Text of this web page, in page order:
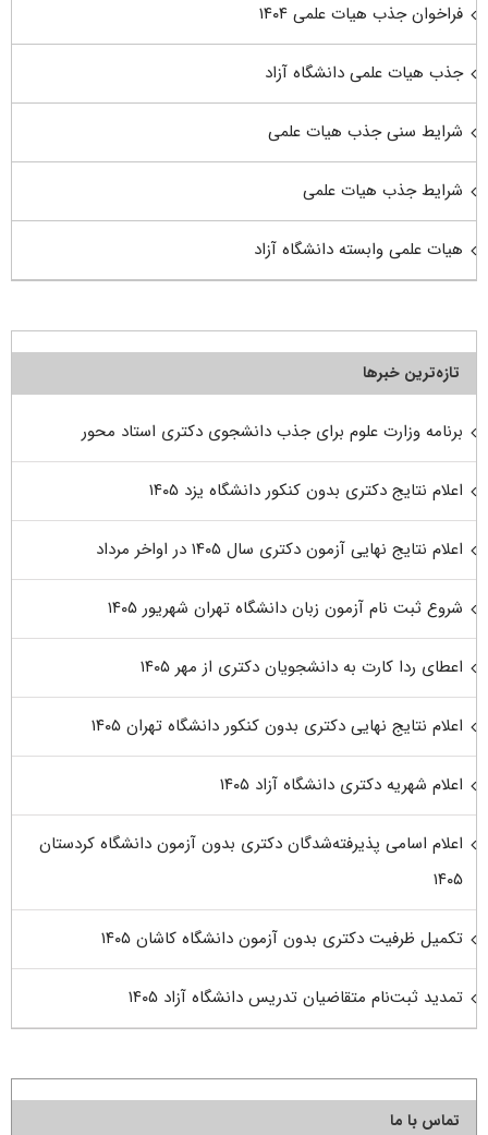
فراخوان جذب هیات علمی ۱۴۰۴
جذب هیات علمی دانشگاه آزاد
شرایط سنی جذب هیات علمی
شرایط جذب هیات علمی
هیات علمی وابسته دانشگاه آزاد
تازه‌ترین خبرها
برنامه وزارت علوم برای جذب دانشجوی دکتری استاد محور
اعلام نتایج دکتری بدون کنکور دانشگاه یزد ۱۴۰۵
اعلام نتایج نهایی آزمون دکتری سال ۱۴۰۵ در اواخر مرداد
شروع ثبت نام آزمون زبان دانشگاه تهران شهریور ۱۴۰۵
اعطای ردا کارت به دانشجویان دکتری از مهر ۱۴۰۵
اعلام نتایج نهایی دکتری بدون کنکور دانشگاه تهران ۱۴۰۵
اعلام شهریه دکتری دانشگاه آزاد ۱۴۰۵
اعلام اسامی پذیرفته‌شدگان دکتری بدون آزمون دانشگاه کردستان
۱۴۰۵
تکمیل ظرفیت دکتری بدون آزمون دانشگاه کاشان ۱۴۰۵
تمدید ثبت‌نام متقاضیان تدریس دانشگاه آزاد ۱۴۰۵
تماس با ما